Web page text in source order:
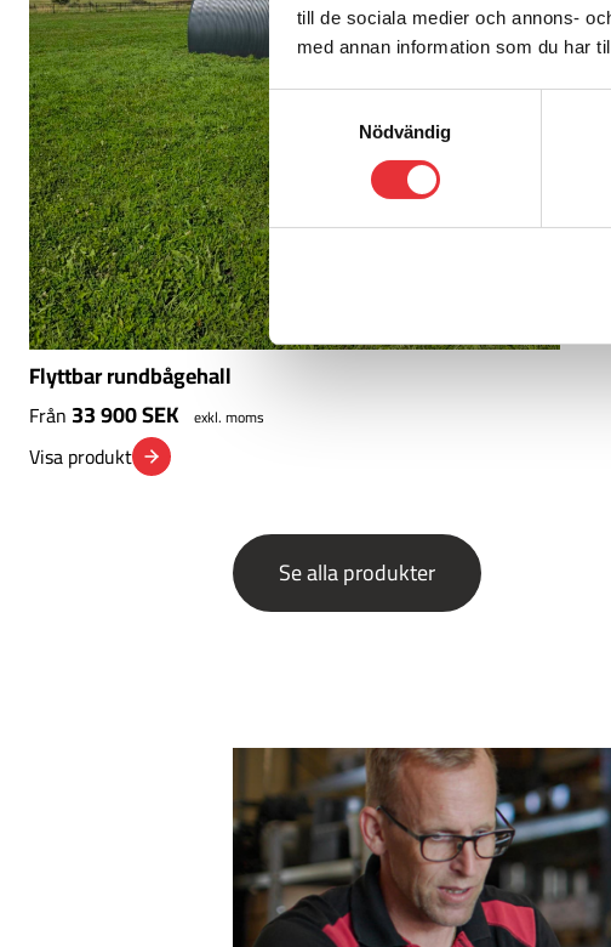
till de sociala medier och annons-
med annan information som du har
Samtyckesval
Nödvändig
Flyttbar rundbågehall
Från 33 900SEK exkl. moms
Visa produkt
Se alla produkter